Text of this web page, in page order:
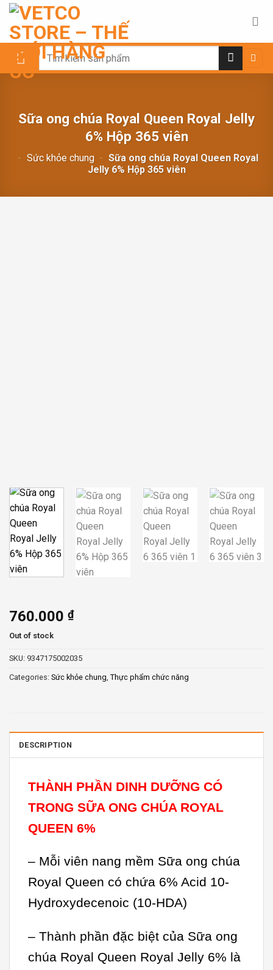
Chuyển
đến
nội
dung
Search
Sữa ong chúa Royal Queen Royal Jelly
6% Hộp 365 viên
- Sức khỏe chung - Sữa ong chúa Royal Queen Royal
Jelly 6% Hộp 365 viên
760.000 ₫
Out of stock
SKU: 9347175002035
Categories: Sức khỏe chung Thực phẩm chức năng
DESCRIPTION
THÀNH PHẦN DINH DƯỠNG CÓ
TRONG SỮA ONG CHÚA ROYAL
QUEEN 6%
– Mỗi viên nang mềm Sữa ong chúa
Royal Queen có chứa 6% Acid 10-
Hydroxydecenoic (10-HDA)
– Thành phần đặc biệt của Sữa ong
chúa Royal Queen Royal Jelly 6% là